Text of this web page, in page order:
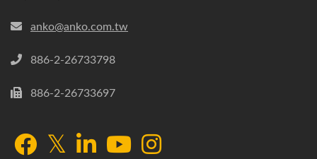
anko@anko.com.tw
886-2-26733798
886-2-26733697